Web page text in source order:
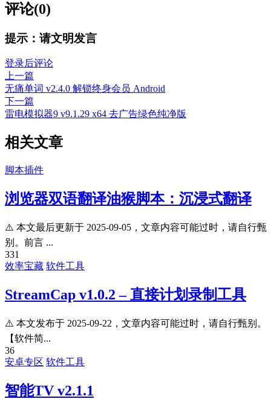
评论(0)
提示：请文明发言
登录后评论
上一篇
无痛单词 v2.4.0 解锁终身会员 Android
下一篇
雷电模拟器9 v9.1.29 x64 去广告绿色纯净版
相关文章
脚本插件
浏览器双语翻译油猴脚本：沉浸式翻译
⚠️ 本文最后更新于 2025-09-05，文章内容可能过时，请自行甄
别。前言 ...
331
效率宝藏 软件工具
StreamCap v1.0.2 – 直接计划录制工具
⚠️ 本文发布于 2025-09-22，文章内容可能过时，请自行甄别。
【软件简...
36
安卓专区 软件工具
智能TV v2.1.1